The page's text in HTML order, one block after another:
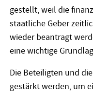
gestellt, weil die
staatliche Geber
wieder beantragt
eine wichtige
Die Beteiligten und
gestärkt werden, um